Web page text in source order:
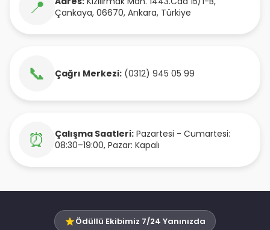
📍
Çankaya, 06670, Ankara, Türkiye
📞 Çağrı Merkezi: (0312) 945 05 99
⏰ Çalışma Saatleri: Pazartesi - Cumartesi:
08:30–19:00, Pazar: Kapalı
Ödüllü Ekibimiz 7/24 Yanınızda